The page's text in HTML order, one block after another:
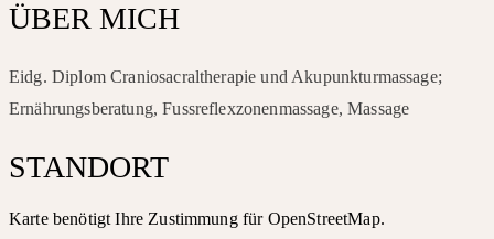
ÜBER MICH
Eidg. Diplom Craniosacraltherapie und Akupunkturmassage;
Ernährungsberatung, Fussreflexzonenmassage, Massage
STANDORT
Karte benötigt Ihre Zustimmung für OpenStreetMap.